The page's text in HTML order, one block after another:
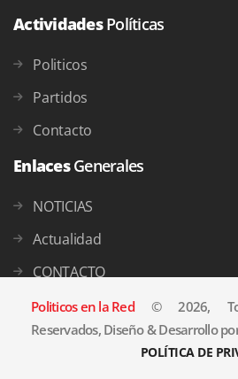
ActividadesPolíticas
Politicos
Partidos
Contacto
EnlacesGenerales
NOTICIAS
Actualidad
CONTACTO
Politicos en la Red© 2026,
Reservados, Diseño & Desarrollo
POLÍTICA DE